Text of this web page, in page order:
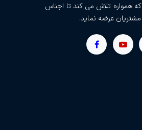
همواره تلاش می کند تا اجناس
مشتریان عرضه نماید.